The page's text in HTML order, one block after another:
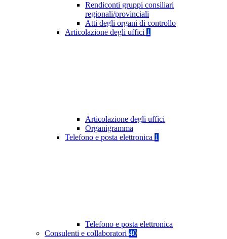
Rendiconti gruppi consiliari
regionali/provinciali
Atti degli organi di controllo
Articolazione degli uffici 1
Articolazione degli uffici
Organigramma
Telefono e posta elettronica 1
Telefono e posta elettronica
Consulenti e collaboratori 40